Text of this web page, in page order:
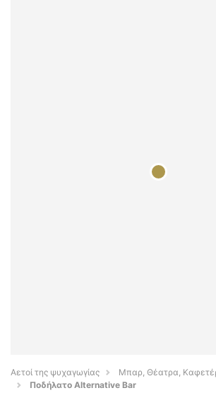
Αετοί της ψυχαγωγίας
Μπαρ, Θέατρα,
Ποδήλατο Alternative Bar